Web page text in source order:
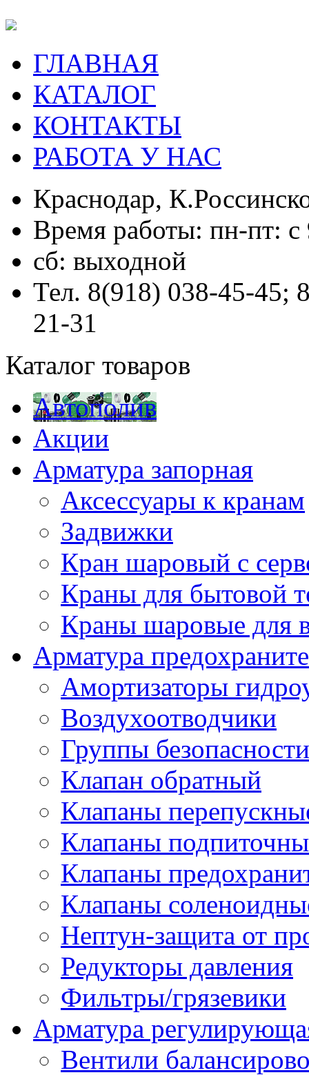
ГЛАВНАЯ
КАТАЛОГ
КОНТАКТЫ
РАБОТА У НАС
Краснодар,
Время работы: пн-пт:
сб: выходной
Тел. 8(918) 038-45-45;
21-31
Каталог товаров
Автополив
Акции
Арматура запорная
Аксессуары к кранам
Задвижки
Кран шаровый с
Краны для бытовой
Краны шаровые для
Арматура
Амортизаторы
Воздухоотводчики
Группы безопасности
Клапан обратный
Клапаны
Клапаны
Клапаны
Клапаны
Нептун-защита от
Редукторы давления
Фильтры/грязевики
Арматура
Вентили